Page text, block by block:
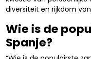
diversiteit en rijkdom
Wie is de
Spanje?